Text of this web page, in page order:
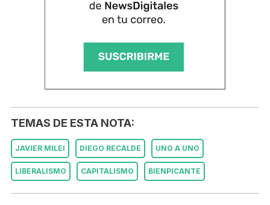
TEMAS DE ESTA NOTA:
JAVIER MILEI DIEGO RECALDE UNO A UNO
LIBERALISMO CAPITALISMO BIENPICANTE